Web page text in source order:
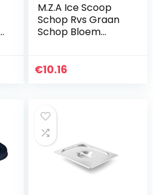
M.Z.A Ice Scoop
Schop Rvs Graan
Schop Bloem
Spice Schop voor
€10.16